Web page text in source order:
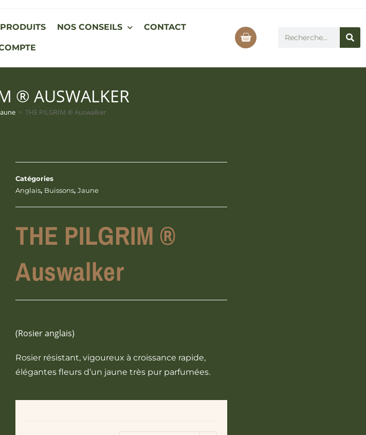
NOS CONSEILS CONTACT
® AUSWALKER
> THE PILGRIM ® Auswalker
Catégories
Anglais, Buissons,Jaune
THE PILGRIM ®
Auswalker
(Rosier anglais)
Rosier résistant, vigoureux à croissance rapide,
élégantes fleurs d’un jaune très pur parfumées.